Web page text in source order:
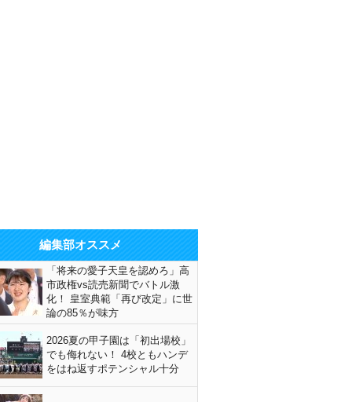
編集部オススメ
「将来の愛子天皇を認めろ」高
市政権vs読売新聞でバトル激
化！ 皇室典範「再び改定」に世
論の85％が味方
2026夏の甲子園は「初出場校」
でも侮れない！ 4校ともハンデ
をはね返すポテンシャル十分